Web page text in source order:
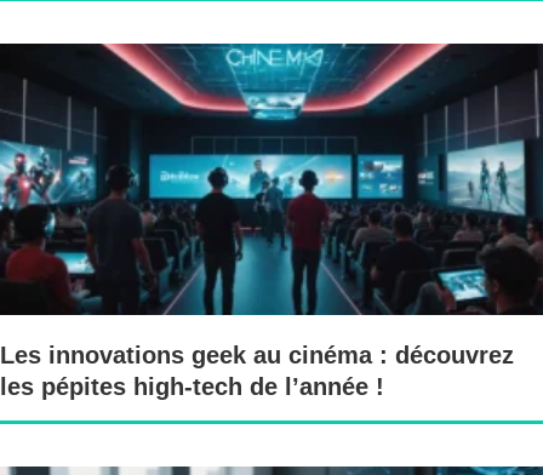
Les innovations geek au cinéma : découvrez
les pépites high-tech de l’année !